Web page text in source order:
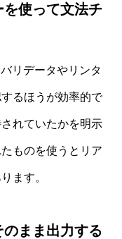
使って文法チ
リデータやリンタ
るほうが効率的で
れていたかを明示
ものを使うとリア
ます。
まま出力する